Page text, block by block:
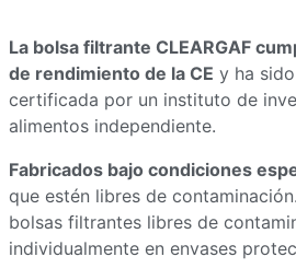
La bolsa filtrante CLEARGAF
de rendimiento de la CE y ha
certificada por un instituto de
alimentos independiente.
Fabricados bajo condiciones
que estén libres de
bolsas filtrantes libres de
individualmente en envases